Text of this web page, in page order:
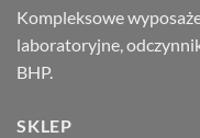
Kompleksowe
laboratoryjne,
BHP.
SKLEP